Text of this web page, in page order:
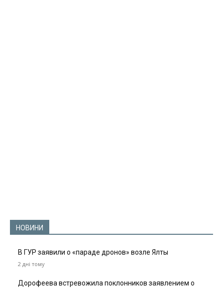
НОВИНИ
В ГУР заявили о «параде дронов» возле Ялты
2 дні тому
Дорофеева встревожила поклонников заявлением о